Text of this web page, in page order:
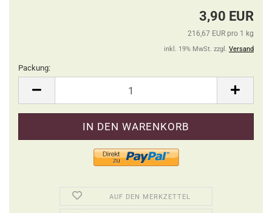
3,90 EUR
216,67 EUR pro 1 kg
inkl. 19% MwSt. zzgl. Versand
Packung:
AUF DEN MERKZETTEL